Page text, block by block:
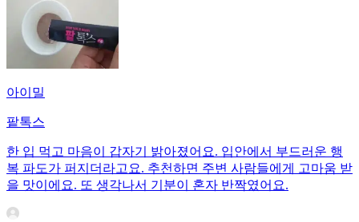
아이밀
팥톡스
한 입 먹고 마음이 갑자기 밝아졌어요. 입안에서 부드러운 행
복 파도가 퍼지더라고요. 추천하면 주변 사람들에게 고마움 받
을 맛이에요. 또 생각나서 기분이 혼자 반짝였어요.